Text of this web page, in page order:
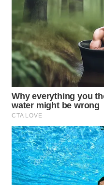
DEPOK
WN
TAPANULI
UTARA
WN
SAMOSIR
WN
LAWAS
WN
SUMEDANG